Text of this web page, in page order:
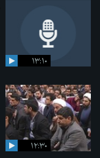
۱۳:۱۰
۱۲:۳۰